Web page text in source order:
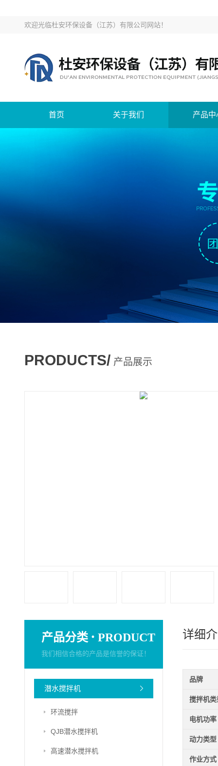
欢迎光临杜安环保设备（江苏）有限公司网站！
首页 关于我们 产品中
PRODUCTS/ 产品展示
产品分类 · PRODUCT
我们相信合格的产品是信誉的保证！
潜水搅拌机
环流搅拌
QJB潜水搅拌机
高速潜水搅拌机
详细
品牌
搅拌机类
电机功率
动力类型
作业方式